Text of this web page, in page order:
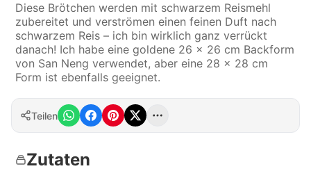
Diese Brötchen werden mit schwarzem Reismehl
zubereitet und verströmen einen feinen Duft nach
schwarzem Reis – ich bin wirklich ganz verrückt
danach! Ich habe eine goldene 26 × 26 cm Backform
von San Neng verwendet, aber eine 28 × 28 cm
Form ist ebenfalls geeignet.
Teilen
Zutaten